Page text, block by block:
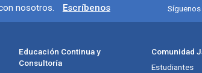
sociales
nosotros. Escríbenos Síguenos
Educación Continua y
Consultoría
Comunidad
Estudiantes